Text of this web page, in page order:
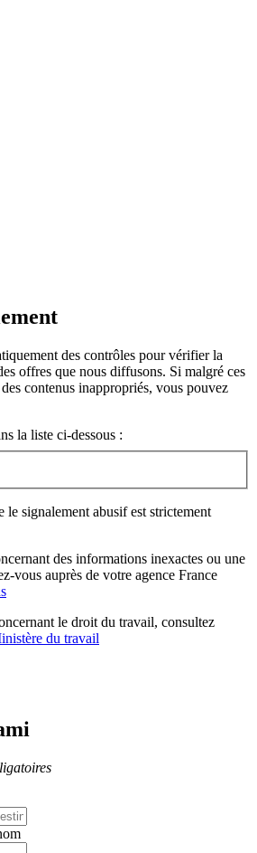
des contrôles pour vérifier la
offres que nous diffusons. Si malgré ces
contenus inappropriés, vous pouvez
la liste ci-dessous :
le signalement abusif est strictement
des informations inexactes ou une
vous auprès de votre agence France
le droit du travail, consultez
du travail